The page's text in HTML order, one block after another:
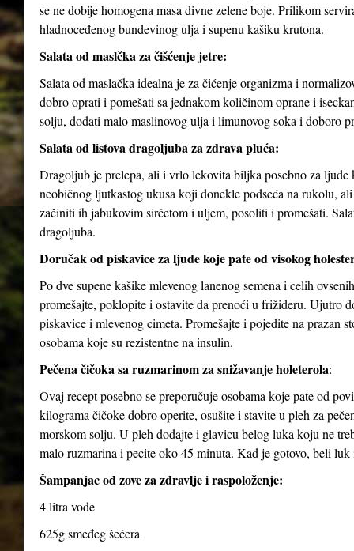
se ne dobije homogena masa divne zelene boje. Prilikom
hladnoceđenog bundevinog ulja i supenu kašiku krutona.
Salata od maslčka za čišćenje jetre:
Salata od maslačka idealna je za čićenje organizma i
dobro oprati i pomešati sa jednakom količinom oprane i
solju, dodati malo maslinovog ulja i limunovog soka i doboro
Salata od listova dragoljuba za zdrava pluća:
Dragoljub je prelepa, ali i vrlo lekovita biljka posebno za
neobičnog ljutkastog ukusa koji donekle podseća na rukolu,
začiniti ih jabukovim sirćetom i uljem, posoliti i promešati.
dragoljuba.
Doručak od piskavice za ljude koje pate od visokog
Po dve supene kašike mlevenog lanenog semena i celih
promešajte, poklopite i ostavite da prenoći u frižideru. Ujutro
piskavice i mlevenog cimeta. Promešajte i pojedite na prazan
osobama koje su rezistentne na insulin.
Pečena čičoka sa ruzmarinom za snižavanje holeterola:
Ovaj recept posebno se preporučuje osobama koje pate od
kilograma čičoke dobro operite, osušite i stavite u pleh za
morskom solju. U pleh dodajte i glavicu belog luka koju ne
malo ruzmarina i pecite oko 45 minuta. Kad je gotovo, beli
Šampanjac od zove za zdravlje i raspoloženje:
4 litra vode
625g smeđeg šećera